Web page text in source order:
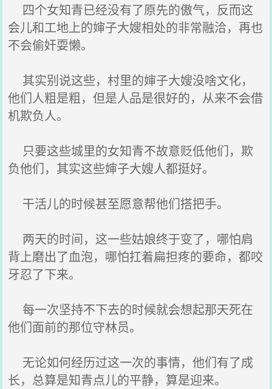
四个女知青已经没有了原先的傲气，反而这
会儿和工地上的婶子大嫂相处的非常融洽，再也
不会偷奸耍懒。
其实别说这些，村里的婶子大嫂没啥文化，
他们人粗是粗，但是人品是很好的，从来不会借
机欺负人。
只要这些城里的女知青不故意贬低他们，欺
负他们，其实这些婶子大嫂人都挺好。
干活儿的时候甚至愿意帮他们搭把手。
两天的时间，这一些姑娘终于变了，哪怕肩
背上磨出了血泡，哪怕扛着扁担疼的要命，都咬
牙忍了下来。
每一次坚持不下去的时候就会想起那天死在
他们面前的那位守林员。
无论如何经历过这一次的事情，他们有了成
长，总算是知青点儿的平静，算是迎来。